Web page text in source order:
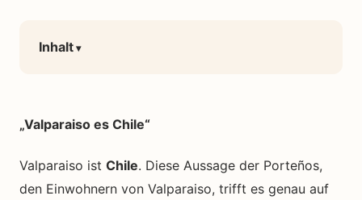
Inhalt
„Valparaiso es Chile“
Valparaiso ist Chile. Diese Aussage der Porteños,
den Einwohnern von Valparaiso, trifft es genau auf